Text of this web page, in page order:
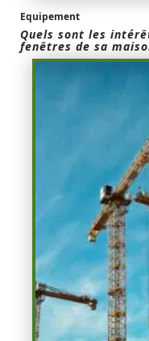
Equipement
Quels sont les
fenêtres de sa